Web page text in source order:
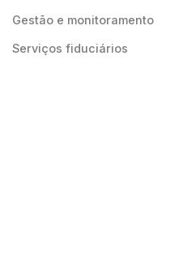
Gestão e monitoramento
Serviços fiduciários